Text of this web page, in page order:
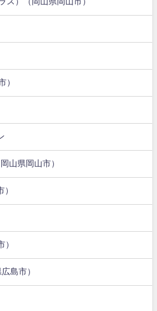
）
山県岡山市）
）
島市）